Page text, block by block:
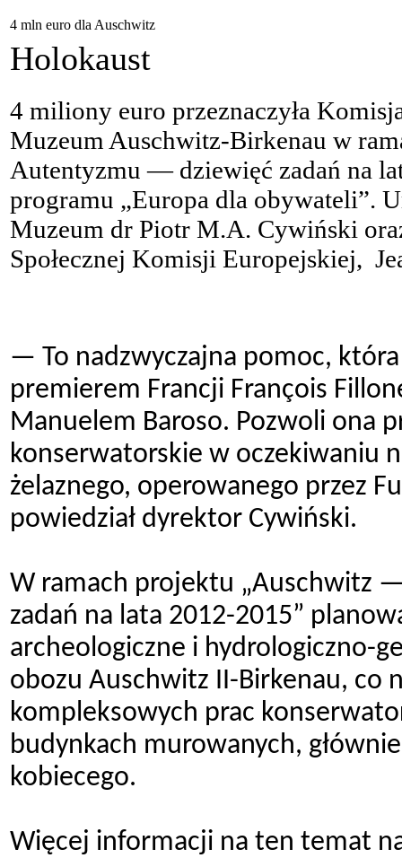
4 mln euro dla Auschwitz
Holokaust
4 miliony euro przeznaczyła
Muzeum Auschwitz-Birkenau w
Autentyzmu — dziewięć zadań na
programu „Europa dla obywateli”.
Muzeum dr Piotr M.A. Cywiński
Społecznej Komisji Europejskiej,
— To nadzwyczajna pomoc,
premierem Francji François
Manuelem Baroso. Pozwoli ona
konserwatorskie w oczekiwaniu
żelaznego, operowanego przez
powiedział dyrektor Cywiński.
W ramach projektu „Auschwitz
zadań na lata 2012-2015”
archeologiczne i hydrologiczno-
obozu Auschwitz II-Birkenau, co
kompleksowych prac
budynkach murowanych,
kobiecego.
Więcej informacji na ten temat